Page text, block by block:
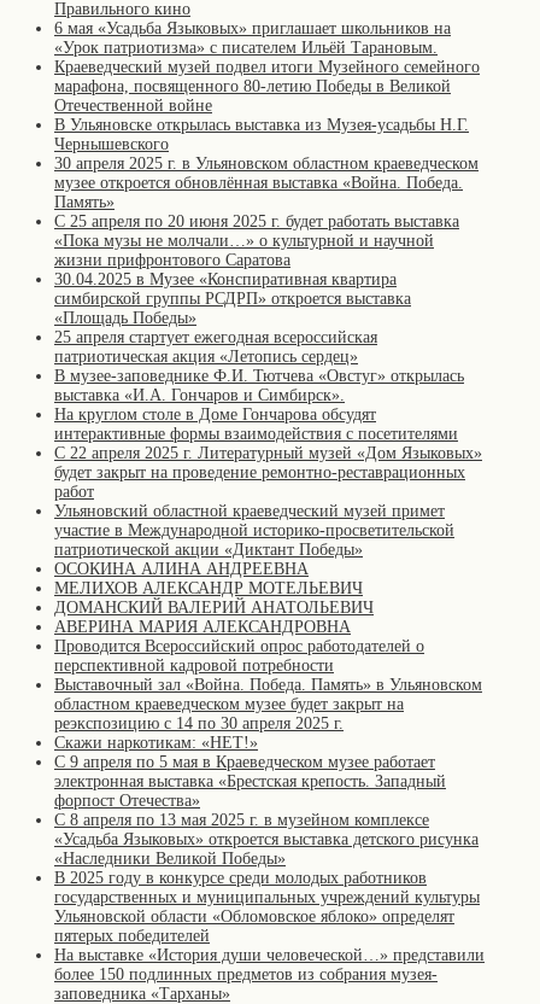
Правильного кино
6 мая «Усадьба Языковых» приглашает школьников на
«Урок патриотизма» с писателем Ильёй Тарановым.
Краеведческий музей подвел итоги Музейного семейного
марафона, посвященного 80-летию Победы в Великой
Отечественной войне
В Ульяновске открылась выставка из Музея-усадьбы Н.Г.
Чернышевского
30 апреля 2025 г. в Ульяновском областном краеведческом
музее откроется обновлённая выставка «Война. Победа.
Память»
С 25 апреля по 20 июня 2025 г. будет работать выставка
«Пока музы не молчали…» о культурной и научной
жизни прифронтового Саратова
30.04.2025 в Музее «Конспиративная квартира
симбирской группы РСДРП» откроется выставка
«Площадь Победы»
25 апреля стартует ежегодная всероссийская
патриотическая акция «Летопись сердец»
В музее-заповеднике Ф.И. Тютчева «Овстуг» открылась
выставка «И.А. Гончаров и Симбирск».
На круглом столе в Доме Гончарова обсудят
интерактивные формы взаимодействия с посетителями
С 22 апреля 2025 г. Литературный музей «Дом Языковых»
будет закрыт на проведение ремонтно-реставрационных
работ
Ульяновский областной краеведческий музей примет
участие в Международной историко-просветительской
патриотической акции «Диктант Победы»
ОСОКИНА АЛИНА АНДРЕЕВНА
МЕЛИХОВ АЛЕКСАНДР МОТЕЛЬЕВИЧ
ДОМАНСКИЙ ВАЛЕРИЙ АНАТОЛЬЕВИЧ
АВЕРИНА МАРИЯ АЛЕКСАНДРОВНА
Проводится Всероссийский опрос работодателей о
перспективной кадровой потребности
Выставочный зал «Война. Победа. Память» в Ульяновском
областном краеведческом музее будет закрыт на
реэкспозицию с 14 по 30 апреля 2025 г.
Скажи наркотикам: «НЕТ!»
С 9 апреля по 5 мая в Краеведческом музее работает
электронная выставка «Брестская крепость. Западный
форпост Отечества»
С 8 апреля по 13 мая 2025 г. в музейном комплексе
«Усадьба Языковых» откроется выставка детского рисунка
«Наследники Великой Победы»
В 2025 году в конкурсе среди молодых работников
государственных и муниципальных учреждений культуры
Ульяновской области «Обломовское яблоко» определят
пятерых победителей
На выставке «История души человеческой…» представили
более 150 подлинных предметов из собрания музея-
заповедника «Тарханы»